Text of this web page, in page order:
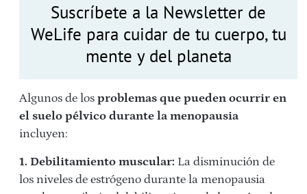
Suscríbete a la Newsletter de
WeLife para cuidar de tu cuerpo, tu
mente y del planeta
Algunos de los problemas que pueden ocurrir en
el suelo pélvico durante la menopausia
incluyen:
1. Debilitamiento muscular: La disminución de
los niveles de estrógeno durante la menopausia